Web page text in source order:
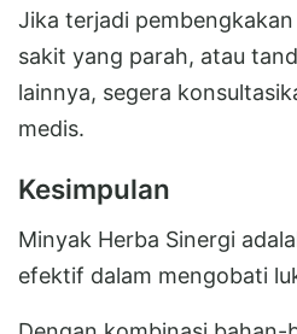
Jika terjadi
sakit yang parah, atau
lainnya, segera
medis.
Kesimpulan
Minyak Herba Sinergi
efektif dalam mengobati